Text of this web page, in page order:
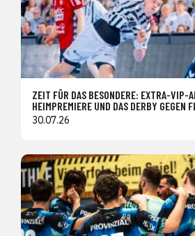
ZEIT FÜR DAS BESONDERE: EXTRA-VIP-
HEIMPREMIERE UND DAS DERBY GEGEN
30.07.26